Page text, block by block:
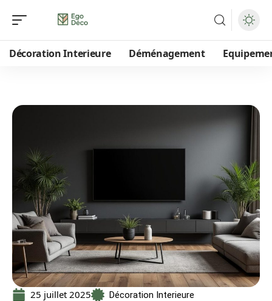
Décoration Interieure Déménagement
25 juillet 2025 Décoration Interieure